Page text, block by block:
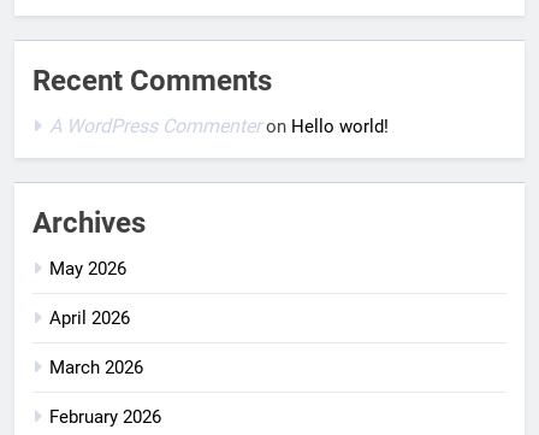
Recent Comments
A WordPress Commenteron Hello world!
Archives
May 2026
April 2026
March 2026
February 2026